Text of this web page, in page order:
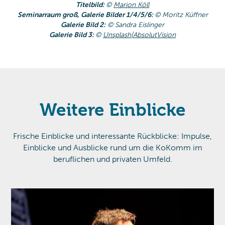
Titelbild:© Marion Köll
Seminarraum groß, Galerie Bilder 1/4/5/6:© Moritz Küffner
Galerie Bild 2:© Sandra Eislinger
Galerie Bild 3:© Unsplash|AbsolutVision
Weitere Einblicke
Frische Einblicke und interessante Rückblicke: Impulse,
Einblicke und Ausblicke rund um die KoKomm im
beruflichen und privaten Umfeld.